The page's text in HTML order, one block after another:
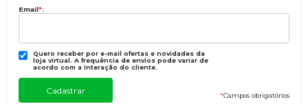
Email*:
Quero receber por e-mail ofertas e novidades da
loja virtual. A frequência de envios pode variar de
acordo com a interação do cliente.
*Campos obrigatórios